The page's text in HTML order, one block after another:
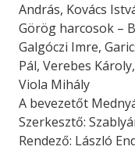
András, Kovács
Görög harcosok –
Galgóczi Imre,
Pál, Verebes Károly,
Viola Mihály
A bevezetőt
Szerkesztő:
Rendező: László